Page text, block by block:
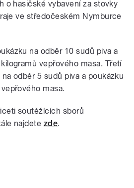
o hasičské vybavení za stovky
ve středočeském Nymburce
na odběr 10 sudů piva a
vepřového masa. Třetí
odběr 5 sudů piva a poukázku
masa.
soutěžících sborů
najdete zde.